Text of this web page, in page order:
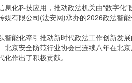
科技应用，推动政法机关由“数字化”
有限公司(法安网)承办的2026政法智
能化牵引推动新时代政法工作创新发
京安全防范行业协会已连续八年在北
作出了积极贡献。